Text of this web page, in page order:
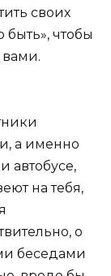
своих
чтобы
вами.
а именно
автобусе,
на тебя,
о
беседами